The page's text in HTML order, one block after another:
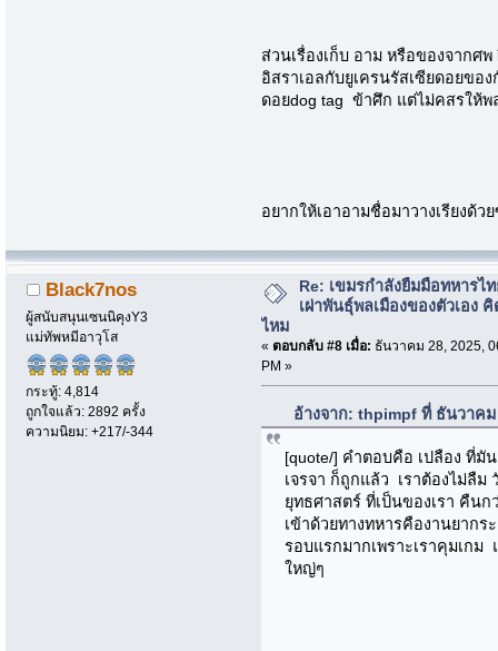
ส่วนเรื่องเก็บ อาม หรือของจากศ
อิสราเอลกับยูเครนรัสเซียดอยขอ
ดอยdog tag ข้าศึก แต่ไม่คสรให้พ
อยากให้เอาอามชื่อมาวางเรียงด้
Black7nos
ผู้สนับสนุนเซนนิคุงY3
แม่ทัพหมีอาวุโส
กระทู้: 4,814
ถูกใจแล้ว: 2892 ครั้ง
ความนิยม: +217/-344
Re: เขมรกำลังยืมมือทหารไ
เผ่าพันธุ์พลเมืองของตัวเอง คิ
ไหม
« ตอบกลับ #8 เมื่อ: ธันวาคม 28, 2025,
PM »
อ้างจาก: thpimpf ที่ ธันวาคม
[quote/] คำตอบคือ เปลือง ที่มั
เจรจา ก็ถูกแล้ว เราต้องไม่ลืม
ยุทธศาสตร์ ที่เป็นของเรา คืนก
เข้าด้วยทางทหารคืองานยากร
รอบแรกมากเพราะเราคุมเก
ใหญ่ๆ